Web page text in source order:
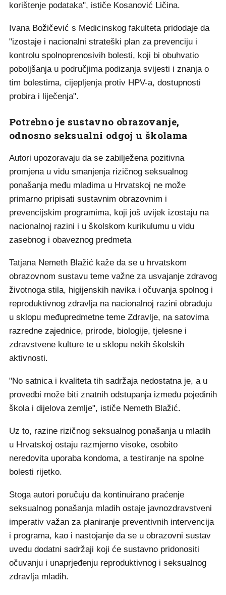
korištenje podataka", ističe Kosanović Ličina.
Ivana Božičević s Medicinskog fakulteta pridodaje da
"izostaje i nacionalni strateški plan za prevenciju i
kontrolu spolnoprenosivih bolesti, koji bi obuhvatio
poboljšanja u područjima podizanja svijesti i znanja o
tim bolestima, cijepljenja protiv HPV-a, dostupnosti
probira i liječenja".
Potrebno je sustavno obrazovanje,
odnosno seksualni odgoj u školama
Autori upozoravaju da se zabilježena pozitivna
promjena u vidu smanjenja rizičnog seksualnog
ponašanja među mladima u Hrvatskoj ne može
primarno pripisati sustavnim obrazovnim i
prevencijskim programima, koji još uvijek izostaju na
nacionalnoj razini i u školskom kurikulumu u vidu
zasebnog i obaveznog predmeta
Tatjana Nemeth Blažić kaže da se u hrvatskom
obrazovnom sustavu teme važne za usvajanje zdravog
životnoga stila, higijenskih navika i očuvanja spolnog i
reproduktivnog zdravlja na nacionalnoj razini obrađuju
u sklopu međupredmetne teme Zdravlje, na satovima
razredne zajednice, prirode, biologije, tjelesne i
zdravstvene kulture te u sklopu nekih školskih
aktivnosti.
"No satnica i kvaliteta tih sadržaja nedostatna je, a u
provedbi može biti znatnih odstupanja između pojedinih
škola i dijelova zemlje", ističe Nemeth Blažić.
Uz to, razine rizičnog seksualnog ponašanja u mladih
u Hrvatskoj ostaju razmjerno visoke, osobito
neredovita uporaba kondoma, a testiranje na spolne
bolesti rijetko.
Stoga autori poručuju da kontinuirano praćenje
seksualnog ponašanja mladih ostaje javnozdravstveni
imperativ važan za planiranje preventivnih intervencija
i programa, kao i nastojanje da se u obrazovni sustav
uvedu dodatni sadržaji koji će sustavno pridonositi
očuvanju i unaprjeđenju reproduktivnog i seksualnog
zdravlja mladih.